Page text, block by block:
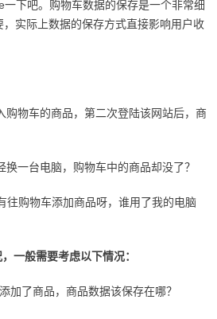
下吧。购物车数据的保存是一个非常细
实际上数据的保存方式直接影响用户收
购物车的商品，第二次登陆该网站后，商
一台电脑，购物车中的商品却没了？
往购物车添加商品呀，谁用了我的电脑
一般需要考虑以下情况：
加了商品，商品数据该保存在哪？